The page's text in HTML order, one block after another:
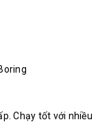
Chạy tốt với nhiều